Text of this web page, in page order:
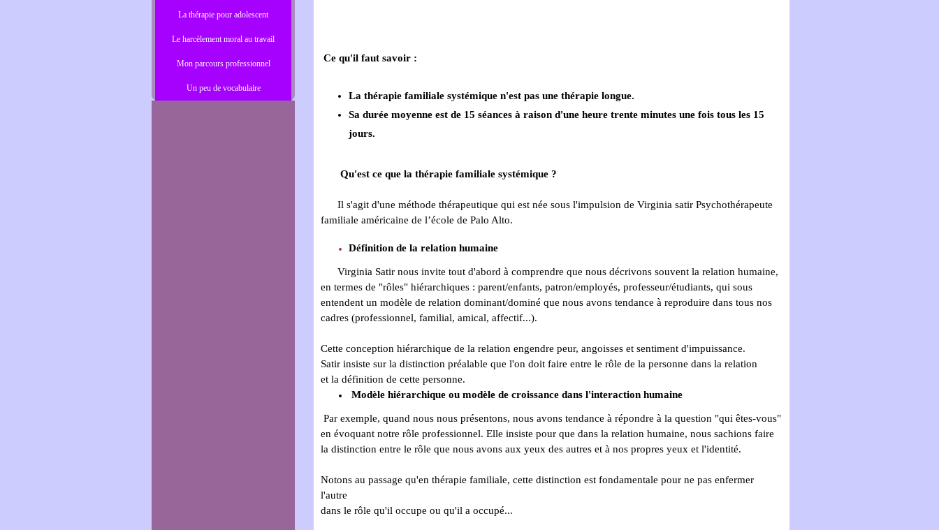
La thérapie pour adolescent
Le harcèlement moral au travail
Mon parcours professionnel
Un peu de vocabulaire
Ce qu'il faut savoir :
La thérapie familiale systémique n'est pas une thérapie longue.
Sa durée moyenne est de 15 séances à raison d'une heure trente minutes une fois tous les 15
jours.
Qu'est ce que la thérapie familiale systémique ?
Il s'agit d'une méthode thérapeutique qui est née sous l'impulsion de Virginia satir Psychothérapeute
familiale américaine de l’école de Palo Alto.
Définition de la relation humaine
Virginia Satir nous invite tout d'abord à comprendre que nous décrivons souvent la relation humaine,
en termes de "rôles" hiérarchiques : parent/enfants, patron/employés, professeur/étudiants, qui sous
entendent un modèle de relation dominant/dominé que nous avons tendance à reproduire dans tous nos
cadres (professionnel, familial, amical, affectif...).
Cette conception hiérarchique de la relation engendre peur, angoisses et sentiment d'impuissance.
Satir insiste sur la distinction préalable que l'on doit faire entre le rôle de la personne dans la relation
et la définition de cette personne.
Modèle hiérarchique ou modèle de croissance dans l'interaction humaine
Par exemple, quand nous nous présentons, nous avons tendance à répondre à la question "qui êtes-vous"
en évoquant notre rôle professionnel. Elle insiste pour que dans la relation humaine, nous sachions faire
la distinction entre le rôle que nous avons aux yeux des autres et à nos propres yeux et l'identité.
Notons au passage qu'en thérapie familiale, cette distinction est fondamentale pour ne pas enfermer
l'autre
dans le rôle qu'il occupe ou qu'il a occupé...